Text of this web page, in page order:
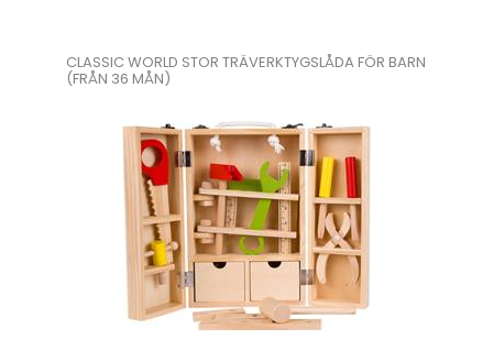
CLASSIC WORLD STOR TRÄVERKTYGSLÅDA FÖR BARN
(FRÅN 36 MÅN)